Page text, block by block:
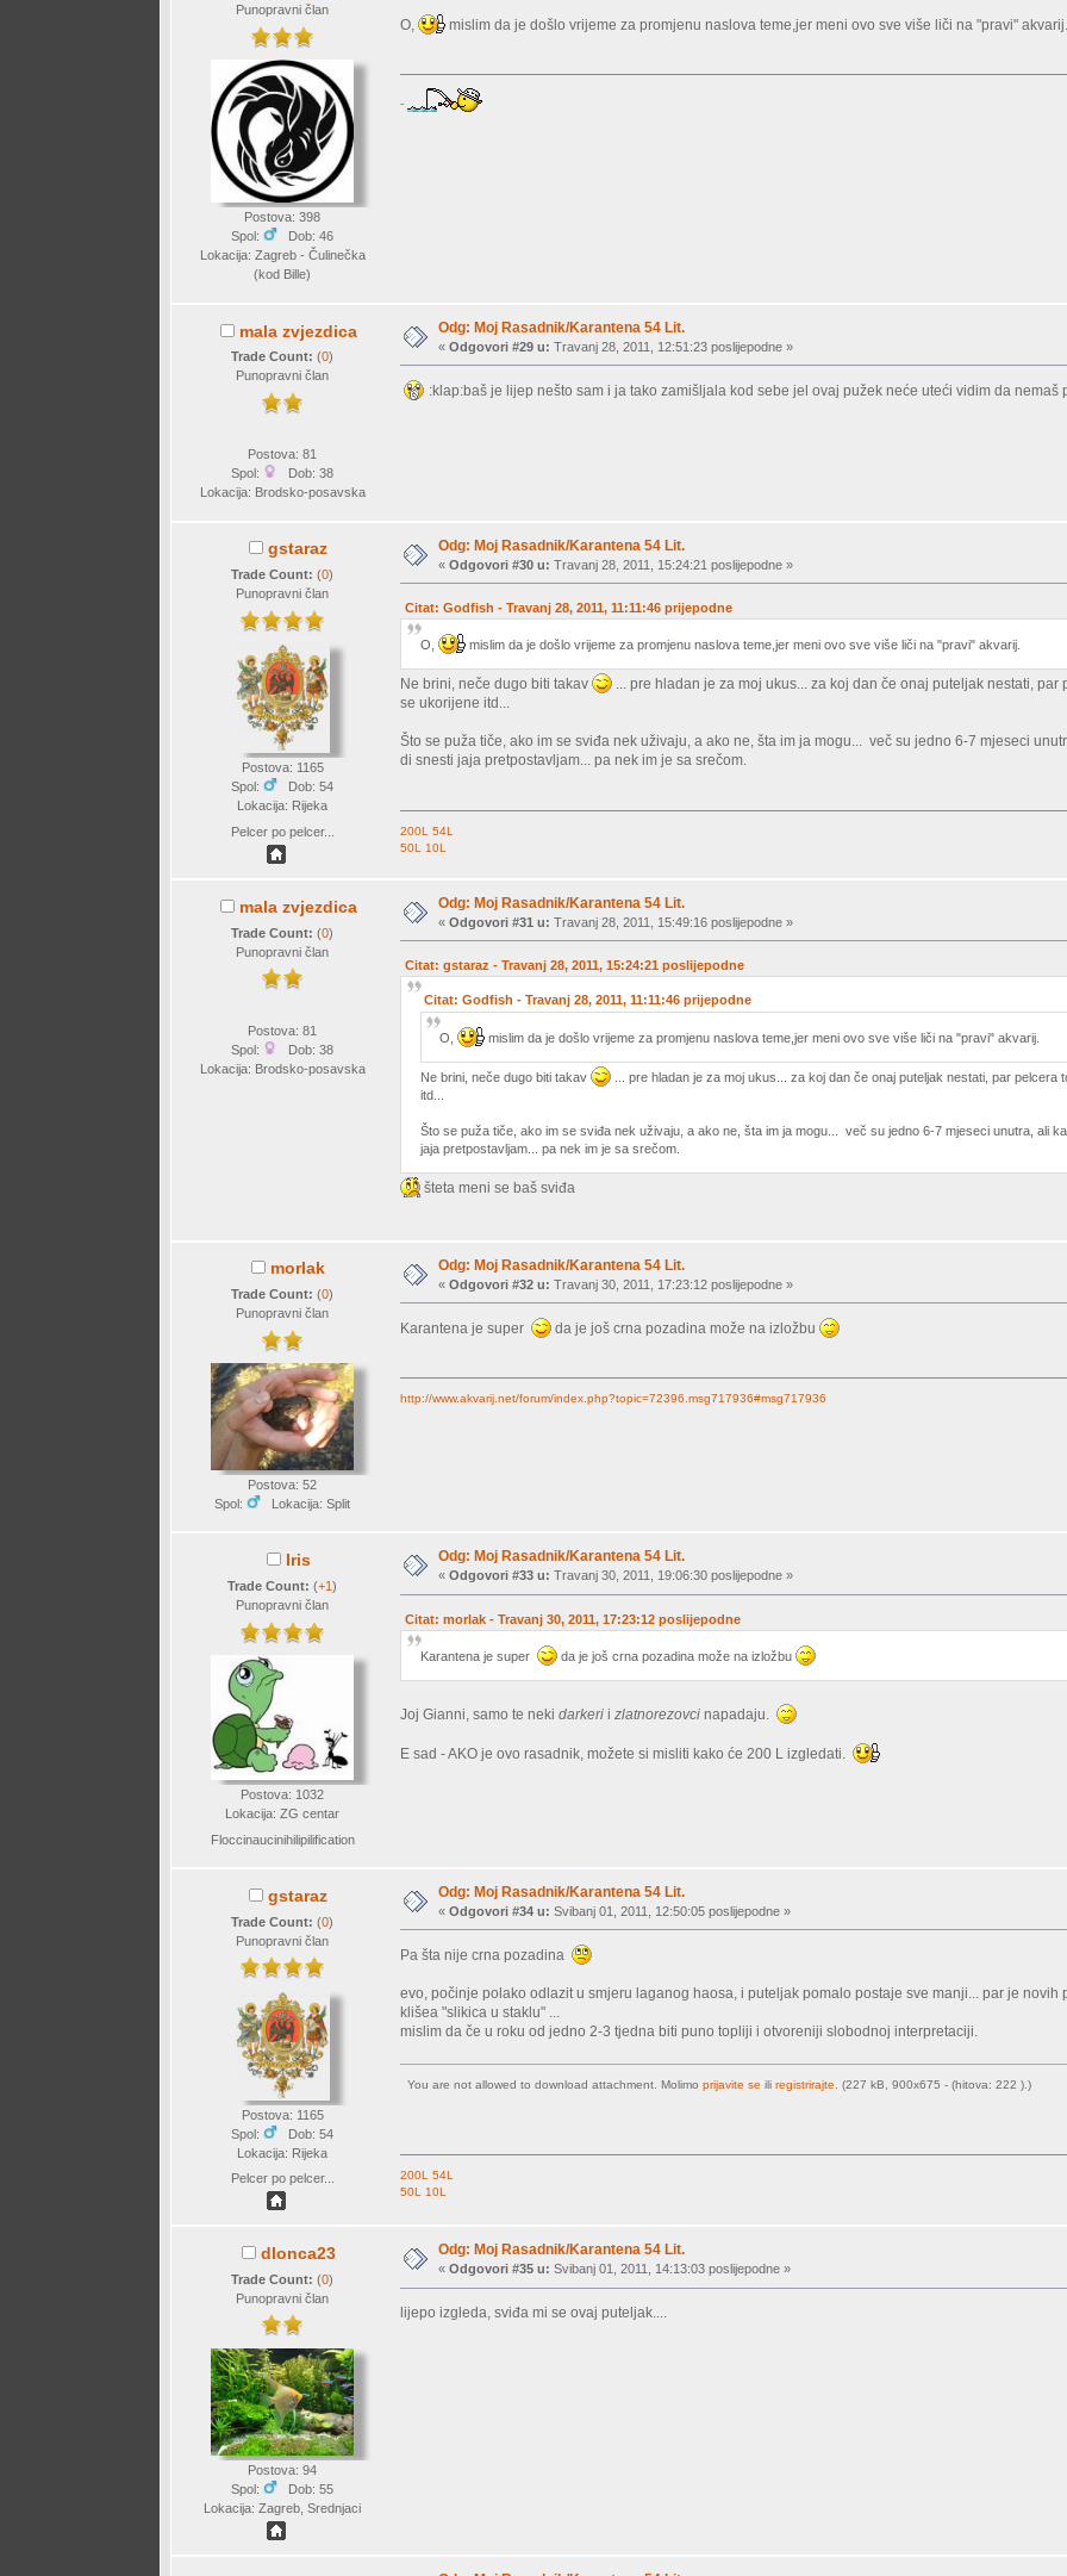
Punopravni član
Postova: 398
Spol:
Dob: 46
Lokacija: Zagreb - Čulinečka
(kod Bille)
O, mislim da je došlo vrijeme za promjenu naslova teme,jer meni ovo sve više liči na "pravi" akvarij.
-
mala zvjezdica
Trade Count:(0)
Punopravni član
Postova: 81
Spol:
Dob: 38
Lokacija: Brodsko-posavska
Odg: Moj Rasadnik/Karantena 54 Lit.
«Odgovori #29 u: Travanj 28, 2011, 12:51:23 poslijepodne »
:klap:baš je lijep nešto sam i ja tako zamišljala kod sebe jel ovaj pužek neće uteći vidim da nemaš
gstaraz
Trade Count:(0)
Punopravni član
Postova: 1165
Spol:
Dob: 54
Lokacija: Rijeka
Pelcer po pelcer...
Odg: Moj Rasadnik/Karantena 54 Lit.
«Odgovori #30 u: Travanj 28, 2011, 15:24:21 poslijepodne »
Citat: Godfish - Travanj 28, 2011, 11:11:46 prijepodne
O, mislim da je došlo vrijeme za promjenu naslova teme,jer meni ovo sve više liči na "pravi" akvarij.
Ne brini, neče dugo biti takav
... pre hladan je za moj ukus... za koj dan če onaj puteljak nestati,
se ukorijene itd...
Što se puža tiče, ako im se sviđa nek uživaju, a ako ne, šta im ja mogu... več su jedno 6-7 mjeseci
di snesti jaja pretpostavljam... pa nek im je sa srečom.
200L
54L
50L
10L
mala zvjezdica
Trade Count:(0)
Punopravni član
Postova: 81
Spol:
Dob: 38
Lokacija: Brodsko-posavska
Odg: Moj Rasadnik/Karantena 54 Lit.
«Odgovori #31 u: Travanj 28, 2011, 15:49:16 poslijepodne »
Citat: gstaraz - Travanj 28, 2011, 15:24:21 poslijepodne
Citat: Godfish - Travanj 28, 2011, 11:11:46 prijepodne
O, mislim da je došlo vrijeme za promjenu naslova teme,jer meni ovo sve više liči na "pravi" akvarij.
Ne brini, neče dugo biti takav
... pre hladan je za moj ukus... za koj dan če onaj puteljak nestati, par pelcera
itd...
Što se puža tiče, ako im se sviđa nek uživaju, a ako ne, šta im ja mogu... več su jedno 6-7 mjeseci unutra, ali
jaja pretpostavljam... pa nek im je sa srečom.
šteta meni se baš sviđa
morlak
Trade Count:(0)
Punopravni član
Postova: 52
Spol:
Lokacija: Split
Odg: Moj Rasadnik/Karantena 54 Lit.
«Odgovori #32 u: Travanj 30, 2011, 17:23:12 poslijepodne »
Karantena je super da je još crna pozadina može na izložbu
http://www.akvarij.net/forum/index.php?topic=72396.msg717936#msg717936
Iris
Trade Count:(+1)
Punopravni član
Postova: 1032
Lokacija: ZG centar
Floccinaucinihilipilification
Odg: Moj Rasadnik/Karantena 54 Lit.
«Odgovori #33 u: Travanj 30, 2011, 19:06:30 poslijepodne »
Citat: morlak - Travanj 30, 2011, 17:23:12 poslijepodne
Karantena je super da je još crna pozadina može na izložbu
Joj Gianni, samo te nekidarkeriizlatnorezovcinapadaju.
E sad - AKO je ovo rasadnik, možete si misliti kako će 200 L izgledati.
gstaraz
Trade Count:(0)
Punopravni član
Postova: 1165
Spol:
Dob: 54
Lokacija: Rijeka
Pelcer po pelcer...
Odg: Moj Rasadnik/Karantena 54 Lit.
«Odgovori #34 u: Svibanj 01, 2011, 12:50:05 poslijepodne »
Pa šta nije crna pozadina
evo, počinje polako odlazit u smjeru laganog haosa, i puteljak pomalo postaje sve manji... par je
klišea "slikica u staklu" ...
mislim da če u roku od jedno 2-3 tjedna biti puno topliji i otvoreniji slobodnoj interpretaciji.
You are not allowed to download attachment. Molimo prijavite se ili registrirajte. (227 kB, 900x675 - (hitova: 222 ).)
200L 54L
50L 10L
dlonca23
Trade Count:(0)
Punopravni član
Postova: 94
Spol:
Dob: 55
Lokacija: Zagreb, Srednjaci
Odg: Moj Rasadnik/Karantena 54 Lit.
«Odgovori #35 u: Svibanj 01, 2011, 14:13:03 poslijepodne »
lijepo izgleda, sviđa mi se ovaj puteljak....